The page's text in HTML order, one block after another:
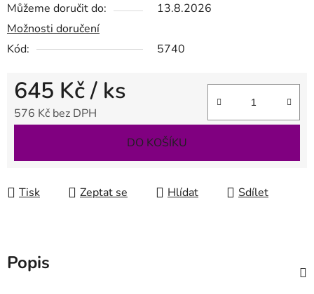
Můžeme doručit do:
13.8.2026
Možnosti doručení
Kód:
5740
645 Kč/ ks
576 Kč bez DPH
DO KOŠÍKU
Tisk Zeptat se Hlídat Sdílet
Popis